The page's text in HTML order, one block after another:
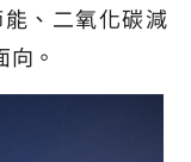
、二氧化碳減
。